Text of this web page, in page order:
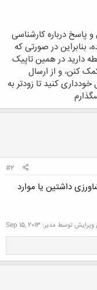
پاسخ درباره کارشناسی
بنابراین در صورتی که
دارید در همین تاپیک
کنن، و از ارسال
کنید تا زودتر به
#2
داشتین یا موارد
ویرایش توسط مدیر: Sep 15, 2013